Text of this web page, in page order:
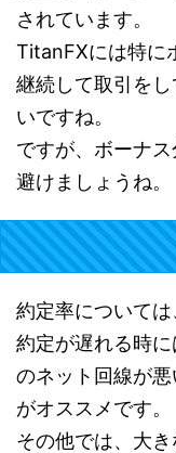
されています。
TitanFXには特に
継続して取引を
いですね。
ですが、ボーナ
避けましょうね。
約定率については
約定が遅れる時
のネット回線が
がオススメです。
その他では、大